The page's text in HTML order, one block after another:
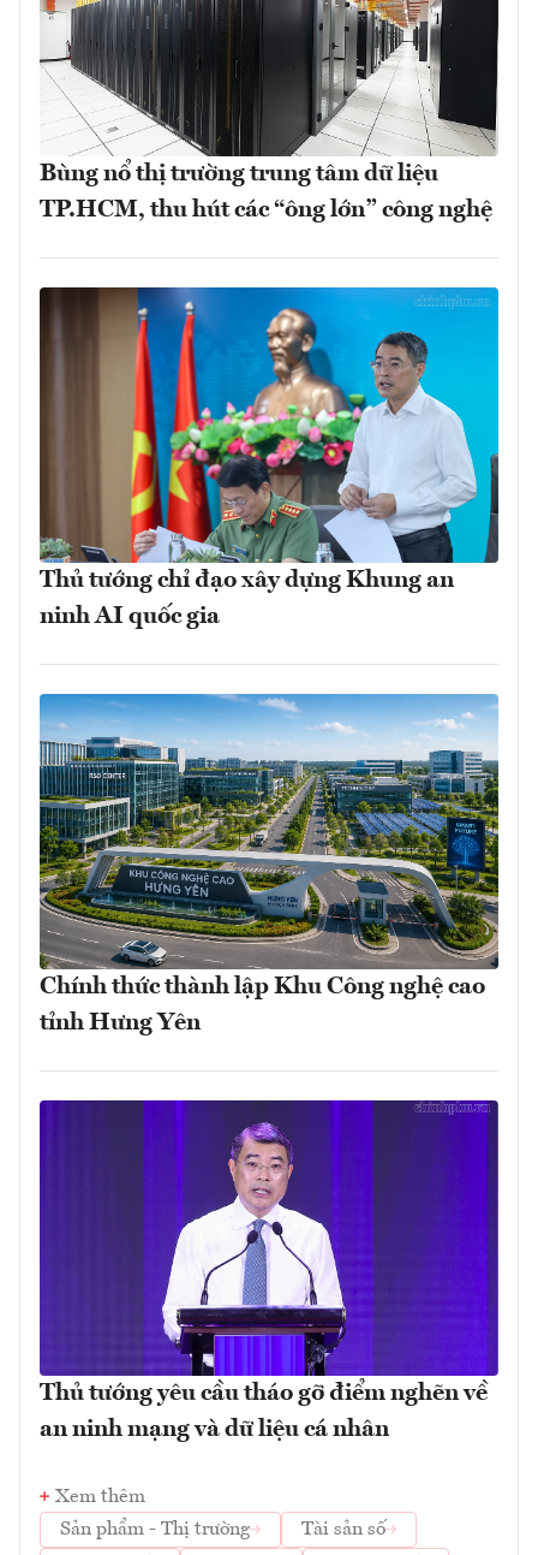
Bùng nổ thị trường trung tâm dữ liệu
TP.HCM, thu hút các “ông lớn” công nghệ
Thủ tướng chỉ đạo xây dựng Khung an
ninh AI quốc gia
Chính thức thành lập Khu Công nghệ cao
tỉnh Hưng Yên
Thủ tướng yêu cầu tháo gỡ điểm nghẽn về
an ninh mạng và dữ liệu cá nhân
Xem thêm
Sản phẩm - Thị trường
Tài sản số